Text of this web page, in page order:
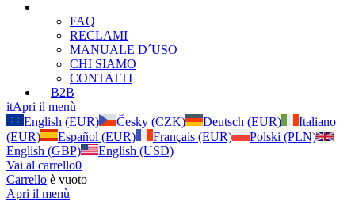
FAQ
RECLAMI
MANUALE D´USO
CHI SIAMO
CONTATTI
B2B
itApri il menù
English (EUR)
Česky (CZK) Deutsch (EUR)
Italiano
(EUR)
Español (EUR) Français (EUR)
Polski (PLN)
English (GBP)
English (USD)
Vai al carrello0
Carrello è vuoto
Apri il menù